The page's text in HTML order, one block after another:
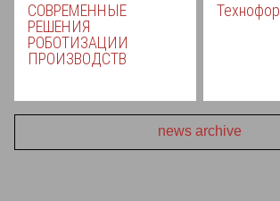
СОВРЕМЕННЫЕ
РЕШЕНИЯ
РОБОТИЗАЦИИ
ПРОИЗВОДСТВ
news archive